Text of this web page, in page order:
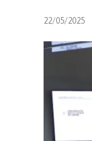
22/05/2025